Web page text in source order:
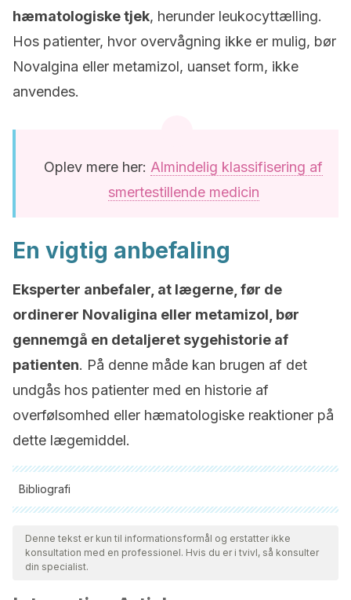
hæmatologiske tjek, herunder leukocyttælling.
Hos patienter, hvor overvågning ikke er mulig, bør
Novalgina eller metamizol, uanset form, ikke
anvendes.
Oplev mere her: Almindelig klassifisering af
smertestillende medicin
En vigtig anbefaling
Eksperter anbefaler, at lægerne, før de
ordinerer Novaligina eller metamizol, bør
gennemgå en detaljeret sygehistorie af
patienten. På denne måde kan brugen af det
undgås hos patienter med en historie af
overfølsomhed eller hæmatologiske reaktioner på
dette lægemiddel.
Bibliografi
Alle citerede kilder blev grundigt gennemgået af vores team
for at sikre deres kvalitet, pålidelighed, aktualitet og validitet.
Bibliografien i denne artikel blev betragtet som pålidelig og af
Denne tekst er kun til informationsformål og erstatter ikke
konsultation med en professionel. Hvis du er i tvivl, så konsulter
din specialist.